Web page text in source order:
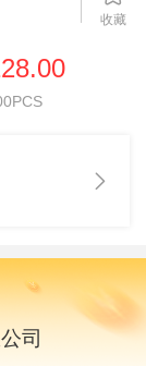
收藏
司